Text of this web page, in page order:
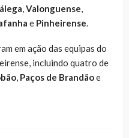
,Valonguense,
e Pinheirense.
em ação das equipas do
incluindo quatro de
, Paços de Brandãoe